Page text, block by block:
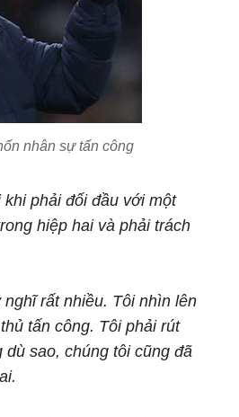
nhân sự tấn công
phải đối đầu với một
hiệp hai và phải trách
rất nhiều. Tôi nhìn lên
tấn công. Tôi phải rút
sao, chúng tôi cũng đã